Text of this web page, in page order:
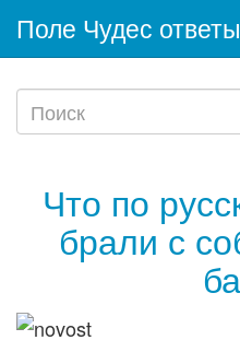
Поле Чудес ответы
Что по
брали с